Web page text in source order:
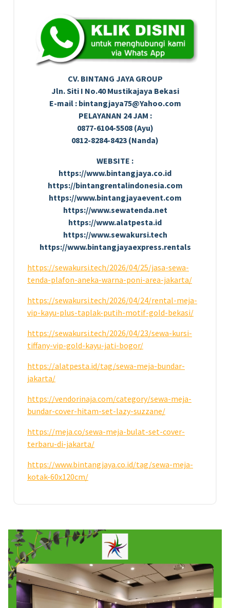
CV. BINTANG JAYA GROUP
Jln. Siti I No.40 Mustikajaya Bekasi
E-mail : bintangjaya75@Yahoo.com
PELAYANAN 24 JAM :
0877-6104-5508 (Ayu)
0812-8284-8423 (Nanda)
WEBSITE :
https://www.bintangjaya.co.id
https://bintangrentalindonesia.com
https://www.bintangjayaevent.com
https://www.sewatenda.net
https://www.alatpesta.id
https://www.sewakursi.tech
https://www.bintangjayaexpress.rentals
https://sewakursi.tech/2026/04/25/jasa-sewa-
tenda-plafon-aneka-warna-poni-area-jakarta/
https://sewakursi.tech/2026/04/24/rental-meja-
vip-kayu-plus-taplak-putih-motif-gold-bekasi/
https://sewakursi.tech/2026/04/23/sewa-kursi-
tiffany-vip-gold-kayu-jati-bogor/
https://alatpesta.id/tag/sewa-meja-bundar-
jakarta/
https://vendorinaja.com/category/sewa-meja-
bundar-cover-hitam-set-lazy-suzzane/
https://meja.co/sewa-meja-bulat-set-cover-
terbaru-di-jakarta/
https://www.bintangjaya.co.id/tag/sewa-meja-
kotak-60x120cm/